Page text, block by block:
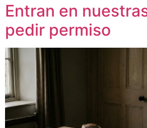
Entran en
pedir permiso